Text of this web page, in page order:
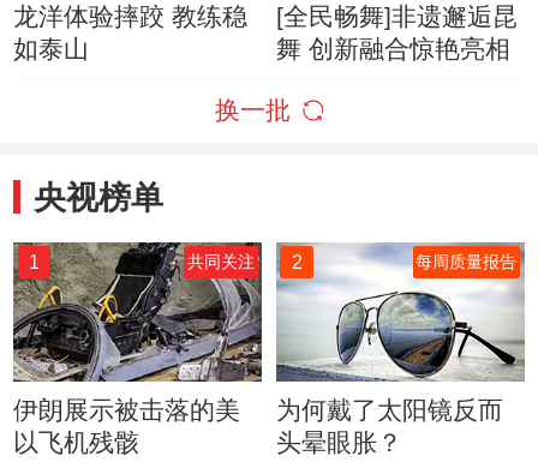
龙洋体验摔跤 教练稳
如泰山
[全民畅舞]非遗邂逅昆
舞 创新融合惊艳亮相
换一批
央视榜单
1 共同关注
伊朗展示被击落的美
以飞机残骸
2 每周质量报告
为何戴了太阳镜反而
头晕眼胀？